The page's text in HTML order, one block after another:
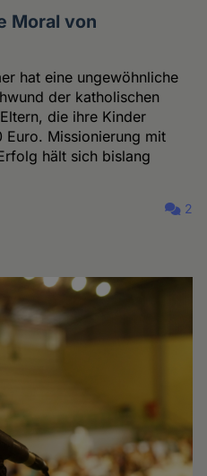
Moral von
hat eine ungewöhnliche
der katholischen
die ihre Kinder
Euro. Missionierung mit
hält sich bislang
2